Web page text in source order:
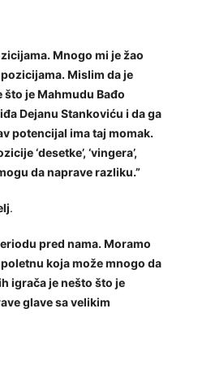
Mnogo mi je žao
Mislim da je
je Mahmudu Bađo
Dejanu Stankoviću i da ga
potencijal ima taj momak.
‘desetke’, ‘vingera’,
da naprave razliku.”
.
pred nama. Moramo
koja može mnogo da
igrača je nešto što je
glave sa velikim